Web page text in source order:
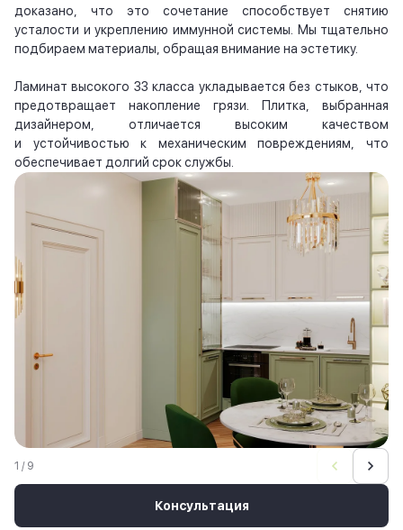
доказано, что это сочетание способствует снятию
усталости и укреплению иммунной системы. Мы тщательно
подбираем материалы, обращая внимание на эстетику.
Ламинат высокого 33 класса укладывается без стыков, что
предотвращает накопление грязи. Плитка, выбранная
дизайнером, отличается высоким качеством
и устойчивостью к механическим повреждениям, что
обеспечивает долгий срок службы.
Консультация
1 / 9